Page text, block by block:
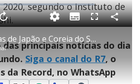
2020, segundo o Instituto de
P
l
Montadoras de Japão e Coreia do Sul vão ampliar produção nos EUA para evitar tarifa extra
A
n
a
1
s
e
g
S
u
b
i
t
l
e
s
F
l
s
c
r
e
e
n
C
o
i
l
a
principais notícias do dia
Siga o canal do R7, o
da Record, no WhatsApp